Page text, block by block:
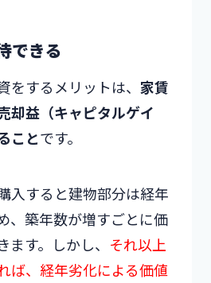
できる
をするメリットは、 家賃
却益（キャピタルゲイ
ことです。
入すると建物部分は経年
、築年数が増すごとに価
す。しかし、 それ以上
ば、経年劣化による価値